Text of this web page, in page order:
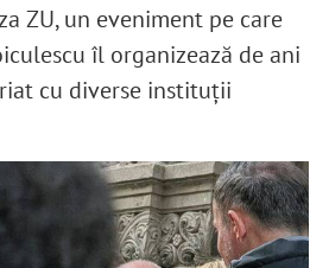
ZU, un eveniment pe care
îl organizează de ani
cu diverse instituții